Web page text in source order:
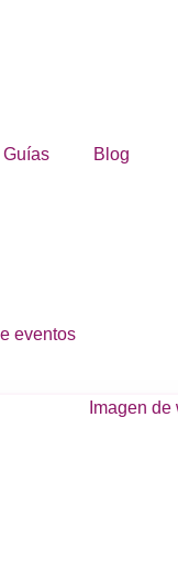
Guías Blog
eventos